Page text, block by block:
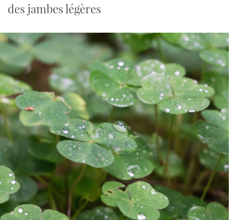
des jambes légères